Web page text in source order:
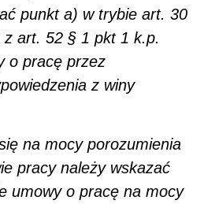
punkt a) w trybie art. 30
art. 52 § 1 pkt 1 k.p.
o pracę przez
z winy
na mocy porozumienia
pracy należy wskazać
umowy o pracę na mocy